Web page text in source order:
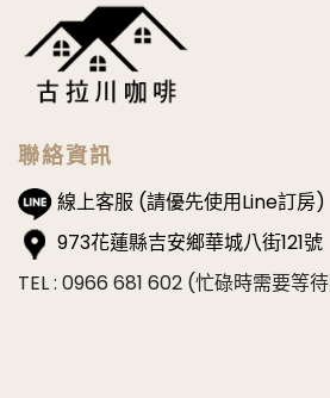
聯絡資訊
線上客服 (請優先使用Line訂房)
973花蓮縣吉安鄉華城八街121號
TEL : 0966 681 602 (忙碌時需要等